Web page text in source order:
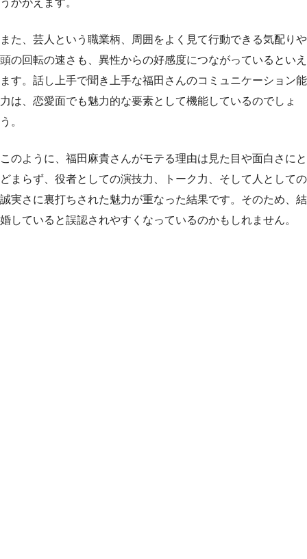
うかがえます。
また、芸人という職業柄、周囲をよく見て行動できる気配りや
頭の回転の速さも、異性からの好感度につながっているといえ
ます。話し上手で聞き上手な福田さんのコミュニケーション能
力は、恋愛面でも魅力的な要素として機能しているのでしょ
う。
このように、福田麻貴さんがモテる理由は見た目や面白さにと
どまらず、役者としての演技力、トーク力、そして人としての
誠実さに裏打ちされた魅力が重なった結果です。そのため、結
婚していると誤認されやすくなっているのかもしれません。